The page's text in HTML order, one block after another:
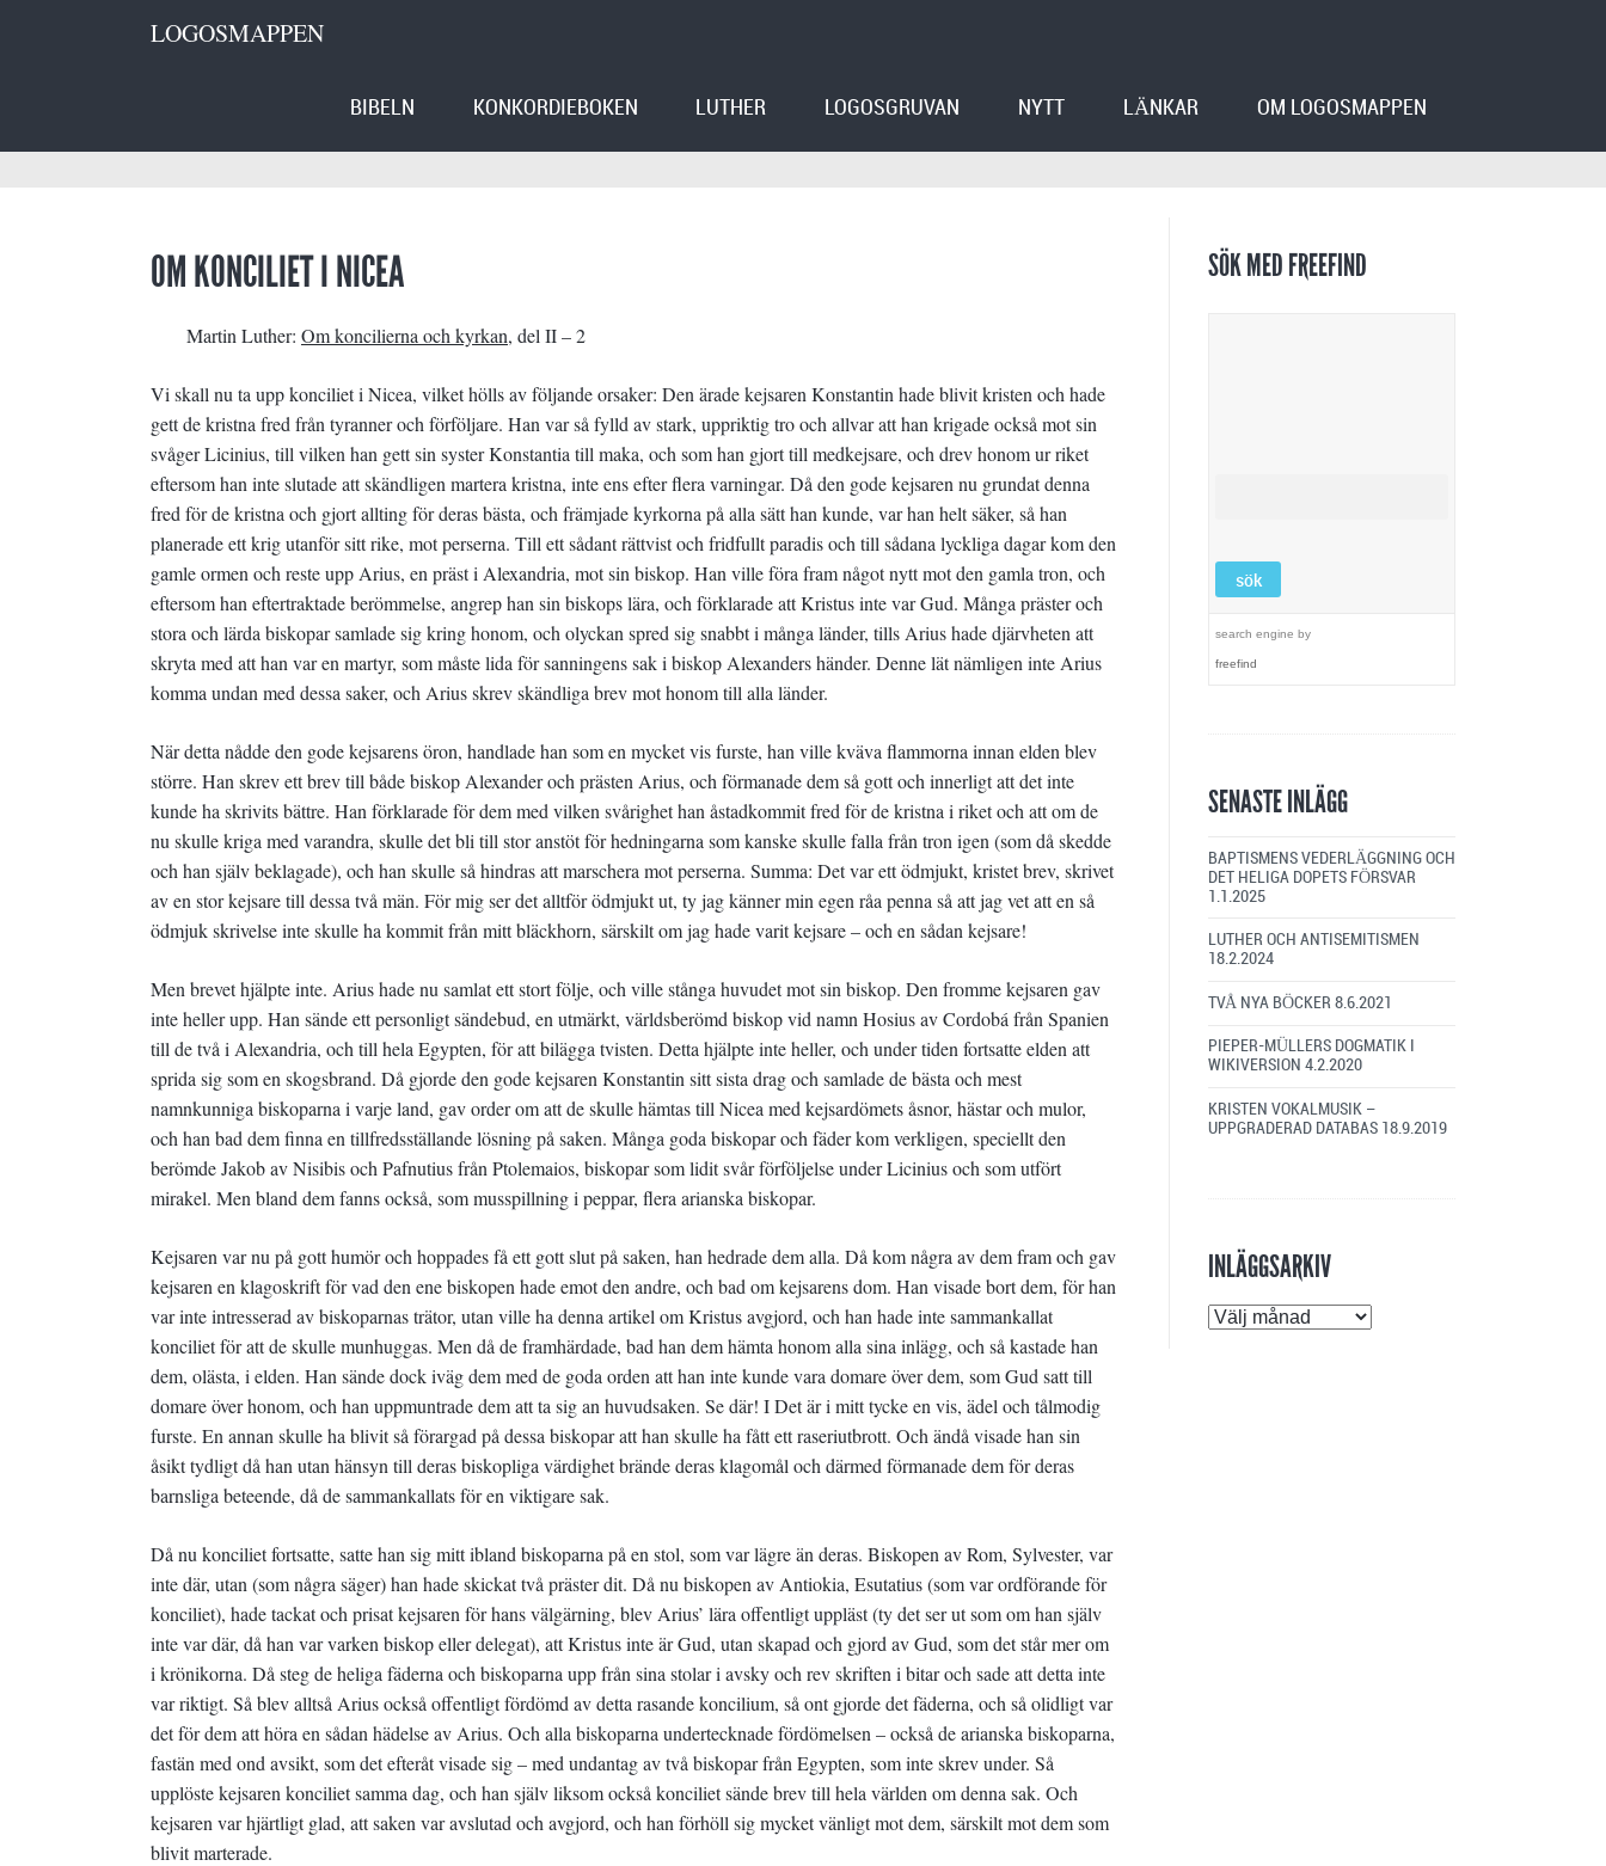
LOGOSMAPPEN
BIBELN KONKORDIEBOKEN LUTHER LOGOSGRUVAN NYTT LÄNKAR OM LOGOSMAPPEN
OM KONCILIET I NICEA
Martin Luther: Om koncilierna och kyrkan, del II – 2
Vi skall nu ta upp konciliet i Nicea, vilket hölls av följande orsaker: Den ärade kejsaren Konstantin hade blivit kristen och hade
gett de kristna fred från tyranner och förföljare. Han var så fylld av stark, uppriktig tro och allvar att han krigade också mot sin
svåger Licinius, till vilken han gett sin syster Konstantia till maka, och som han gjort till medkejsare, och drev honom ur riket
eftersom han inte slutade att skändligen martera kristna, inte ens efter flera varningar. Då den gode kejsaren nu grundat denna
fred för de kristna och gjort allting för deras bästa, och främjade kyrkorna på alla sätt han kunde, var han helt säker, så han
planerade ett krig utanför sitt rike, mot perserna. Till ett sådant rättvist och fridfullt paradis och till sådana lyckliga dagar kom den
gamle ormen och reste upp Arius, en präst i Alexandria, mot sin biskop. Han ville föra fram något nytt mot den gamla tron, och
eftersom han eftertraktade berömmelse, angrep han sin biskops lära, och förklarade att Kristus inte var Gud. Många präster och
stora och lärda biskopar samlade sig kring honom, och olyckan spred sig snabbt i många länder, tills Arius hade djärvheten att
skryta med att han var en martyr, som måste lida för sanningens sak i biskop Alexanders händer. Denne lät nämligen inte Arius
komma undan med dessa saker, och Arius skrev skändliga brev mot honom till alla länder.
När detta nådde den gode kejsarens öron, handlade han som en mycket vis furste, han ville kväva flammorna innan elden blev
större. Han skrev ett brev till både biskop Alexander och prästen Arius, och förmanade dem så gott och innerligt att det inte
kunde ha skrivits bättre. Han förklarade för dem med vilken svårighet han åstadkommit fred för de kristna i riket och att om de
nu skulle kriga med varandra, skulle det bli till stor anstöt för hedningarna som kanske skulle falla från tron igen (som då skedde
och han själv beklagade), och han skulle så hindras att marschera mot perserna. Summa: Det var ett ödmjukt, kristet brev, skrivet
av en stor kejsare till dessa två män. För mig ser det alltför ödmjukt ut, ty jag känner min egen råa penna så att jag vet att en så
ödmjuk skrivelse inte skulle ha kommit från mitt bläckhorn, särskilt om jag hade varit kejsare – och en sådan kejsare!
Men brevet hjälpte inte. Arius hade nu samlat ett stort följe, och ville stånga huvudet mot sin biskop. Den fromme kejsaren gav
inte heller upp. Han sände ett personligt sändebud, en utmärkt, världsberömd biskop vid namn Hosius av Cordobá från Spanien
till de två i Alexandria, och till hela Egypten, för att bilägga tvisten. Detta hjälpte inte heller, och under tiden fortsatte elden att
sprida sig som en skogsbrand. Då gjorde den gode kejsaren Konstantin sitt sista drag och samlade de bästa och mest
namnkunniga biskoparna i varje land, gav order om att de skulle hämtas till Nicea med kejsardömets åsnor, hästar och mulor,
och han bad dem finna en tillfredsställande lösning på saken. Många goda biskopar och fäder kom verkligen, speciellt den
berömde Jakob av Nisibis och Pafnutius från Ptolemaios, biskopar som lidit svår förföljelse under Licinius och som utfört
mirakel. Men bland dem fanns också, som musspillning i peppar, flera arianska biskopar.
Kejsaren var nu på gott humör och hoppades få ett gott slut på saken, han hedrade dem alla. Då kom några av dem fram och gav
kejsaren en klagoskrift för vad den ene biskopen hade emot den andre, och bad om kejsarens dom. Han visade bort dem, för han
var inte intresserad av biskoparnas trätor, utan ville ha denna artikel om Kristus avgjord, och han hade inte sammankallat
konciliet för att de skulle munhuggas. Men då de framhärdade, bad han dem hämta honom alla sina inlägg, och så kastade han
dem, olästa, i elden. Han sände dock iväg dem med de goda orden att han inte kunde vara domare över dem, som Gud satt till
domare över honom, och han uppmuntrade dem att ta sig an huvudsaken. Se där! I Det är i mitt tycke en vis, ädel och tålmodig
furste. En annan skulle ha blivit så förargad på dessa biskopar att han skulle ha fått ett raseriutbrott. Och ändå visade han sin
åsikt tydligt då han utan hänsyn till deras biskopliga värdighet brände deras klagomål och därmed förmanade dem för deras
barnsliga beteende, då de sammankallats för en viktigare sak.
Då nu konciliet fortsatte, satte han sig mitt ibland biskoparna på en stol, som var lägre än deras. Biskopen av Rom, Sylvester, var
inte där, utan (som några säger) han hade skickat två präster dit. Då nu biskopen av Antiokia, Esutatius (som var ordförande för
konciliet), hade tackat och prisat kejsaren för hans välgärning, blev Arius’ lära offentligt uppläst (ty det ser ut som om han själv
inte var där, då han var varken biskop eller delegat), att Kristus inte är Gud, utan skapad och gjord av Gud, som det står mer om
i krönikorna. Då steg de heliga fäderna och biskoparna upp från sina stolar i avsky och rev skriften i bitar och sade att detta inte
var riktigt. Så blev alltså Arius också offentligt fördömd av detta rasande koncilium, så ont gjorde det fäderna, och så olidligt var
det för dem att höra en sådan hädelse av Arius. Och alla biskoparna undertecknade fördömelsen – också de arianska biskoparna,
fastän med ond avsikt, som det efteråt visade sig – med undantag av två biskopar från Egypten, som inte skrev under. Så
upplöste kejsaren konciliet samma dag, och han själv liksom också konciliet sände brev till hela världen om denna sak. Och
kejsaren var hjärtligt glad, att saken var avslutad och avgjord, och han förhöll sig mycket vänligt mot dem, särskilt mot dem som
blivit marterade.
SÖK MED FREEFIND
search engine by
freefind
SENASTE INLÄGG
BAPTISMENS VEDERLÄGGNING OCH
DET HELIGA DOPETS FÖRSVAR
1.1.2025
LUTHER OCH ANTISEMITISMEN
18.2.2024
TVÅ NYA BÖCKER 8.6.2021
PIEPER-MÜLLERS DOGMATIK I
WIKIVERSION 4.2.2020
KRISTEN VOKALMUSIK –
UPPGRADERAD DATABAS 18.9.2019
INLÄGGSARKIV
Inläggsarkiv